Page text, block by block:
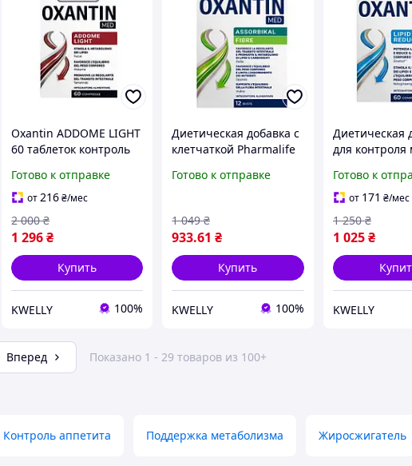
Oxantin ADDOME LIGHT
60 таблеток контроль
пищеварение,
очищение кишечника,
инулин, алоэ, фукус
Готово к отправке
от216₴/мес
1 296₴
2 000 ₴
Купить
KWELLY 100%
Диетическая добавка с
клетчаткой Pharmalife
FIBRE (Абсорбция) 12
Псиллиум,
глюкоманнан, инулин д
Готово к отправке
933.61 ₴
1 049 ₴
Купить
KWELLY 100%
Диетическая
для контроля
LIPID REDUCE
таблеток |
гарциния,
Готово к
от 171 ₴/мес
1 025 ₴
1 250 ₴
KWELLY
Вперед Показано 1 - 29 товаров из 100+
Контроль аппетита Поддержка метаболизма Жиросжигатель